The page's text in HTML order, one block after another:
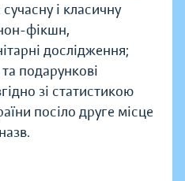
сучасну і класичну
фікшн,
дослідження;
подарункові
зі статистикою
посіло друге місце